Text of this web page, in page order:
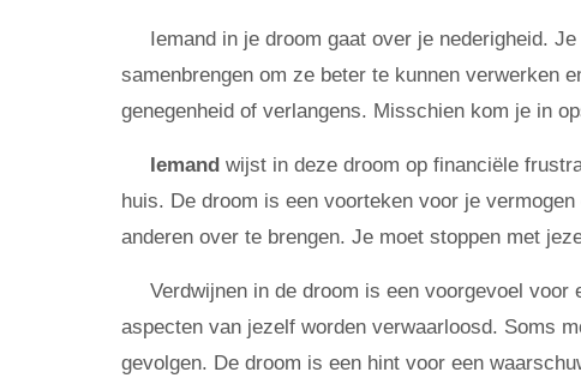
Iemand in je droom gaat over je nederigheid.
samenbrengen om ze beter te kunnen verwerken
genegenheid of verlangens. Misschien kom je in
Iemand wijst in deze droom op financiële
huis. De droom is een voorteken voor je
anderen over te brengen. Je moet stoppen met
Verdwijnen in de droom is een voorgevoel
aspecten van jezelf worden verwaarloosd. Soms
gevolgen. De droom is een hint voor een